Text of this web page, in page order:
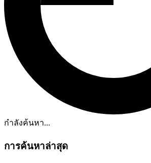
กำลังค้นหา...
การค้นหาล่าสุด